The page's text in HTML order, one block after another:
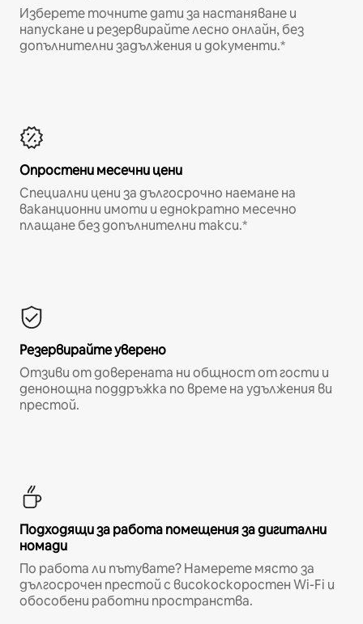
Изберете точните дати за настаняване и
напускане и резервирайте лесно онлайн, без
допълнителни задължения и документи.*
Опростени месечни цени
Специални цени за дългосрочно наемане на
ваканционни имоти и еднократно месечно
плащане без допълнителни такси.*
Резервирайте уверено
Отзиви от доверената ни общност от гости и
денонощна поддръжка по време на удължения ви
престой.
Подходящи за работа помещения за дигитални
номади
По работа ли пътувате? Намерете място за
дългосрочен престой с високоскоростен Wi-Fi и
обособени работни пространства.